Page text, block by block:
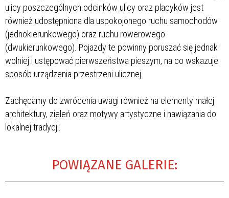
ulicy poszczególnych odcinków ulicy oraz placyków jest
również udostępniona dla uspokojonego ruchu samochodów
(jednokierunkowego) oraz ruchu rowerowego
(dwukierunkowego). Pojazdy te powinny poruszać się jednak
wolniej i ustępować pierwszeństwa pieszym, na co wskazuje
sposób urządzenia przestrzeni ulicznej.
Zachęcamy do zwrócenia uwagi również na elementy małej
architektury, zieleń oraz motywy artystyczne i nawiązania do
lokalnej tradycji.
POWIĄZANE GALERIE: